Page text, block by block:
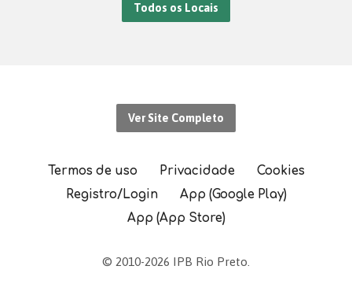
Todos os Locais
Ver Site Completo
Termos de uso Privacidade
Cookies
Registro/Login
App (Google Play)
App (App Store)
© 2010-2026 IPB Rio Preto.